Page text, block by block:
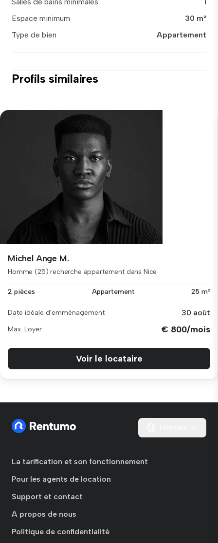
Espace minimum
30 m²
Type de bien
Appartement
Profils similaires
Michel Ange M.
Homme (25) recherche appartement dans Nice
2 pièces Appartement 25 m²
Date idéale d'emménagement 30 août
Max. Loyer € 800/mois
Voir le locataire
La tarification et son fonctionnement
Pour les agents de location
Support et contact
A propos de nous
Politique de confidentialité